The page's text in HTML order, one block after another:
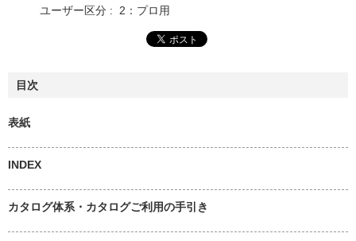
ユーザー区分 : 2：プロ用
目次
表紙
INDEX
カタログ体系・カタログご利用の手引き